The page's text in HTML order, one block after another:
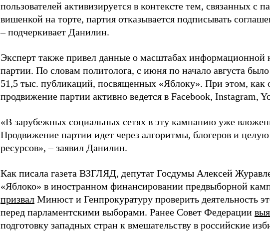
пользователей активизируется в контексте тем, связанных с
вишенкой на торте, партия отказывается подписывать
– подчеркивает Данилин.
Эксперт также привел данные о масштабах информационной
партии. По словам политолога, с июня по начало августа
51,5 тыс. публикаций, посвященных «Яблоку». При этом, как
продвижение партии активно ведется в Facebook, Instagram,
«В зарубежных социальных сетях в эту кампанию уже
Продвижение партии идет через алгоритмы, блогеров и
ресурсов», – заявил Данилин.
Как писала газета ВЗГЛЯД, депутат Госдумы Алексей
«Яблоко» в иностранном финансировании предвыборной
призвал Минюст и Генпрокуратуру проверить деятельность
перед парламентскими выборами. Ранее Совет Федерации
подготовку западных стран к вмешательству в российские